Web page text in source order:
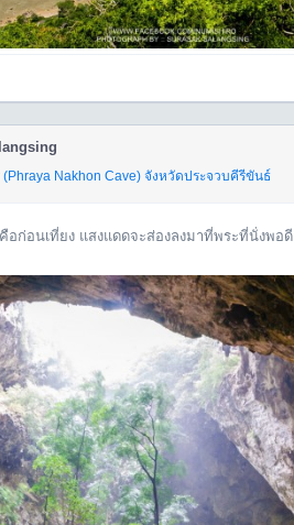
Nakhon Cave)จังหวัดประจวบคีรีขันธ์
อก่อนเที่ยง แสงแดดจะส่องลงมาที่พระที่นั่งพอดี